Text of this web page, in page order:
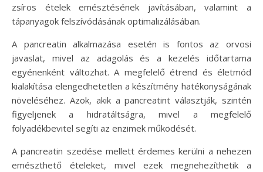
zsíros ételek emésztésének javításában, valamint a
tápanyagok felszívódásának optimalizálásában.
A pancreatin alkalmazása esetén is fontos az orvosi
javaslat, mivel az adagolás és a kezelés időtartama
egyénenként változhat. A megfelelő étrend és életmód
kialakítása elengedhetetlen a készítmény hatékonyságának
növeléséhez. Azok, akik a pancreatint választják, szintén
figyeljenek a hidratáltságra, mivel a megfelelő
folyadékbevitel segíti az enzimek működését.
A pancreatin szedése mellett érdemes kerülni a nehezen
emészthető ételeket, mivel ezek megnehezíthetik a